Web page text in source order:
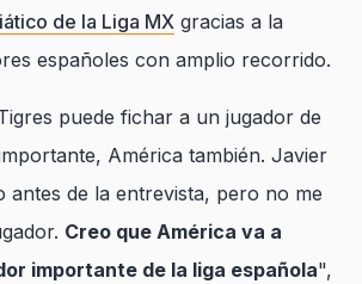
de la Liga MX gracias a la
españoles con amplio recorrido.
puede fichar a un jugador de
América también. Javier
antes de la entrevista, pero no me
Creo que América va a
importante de la liga española",